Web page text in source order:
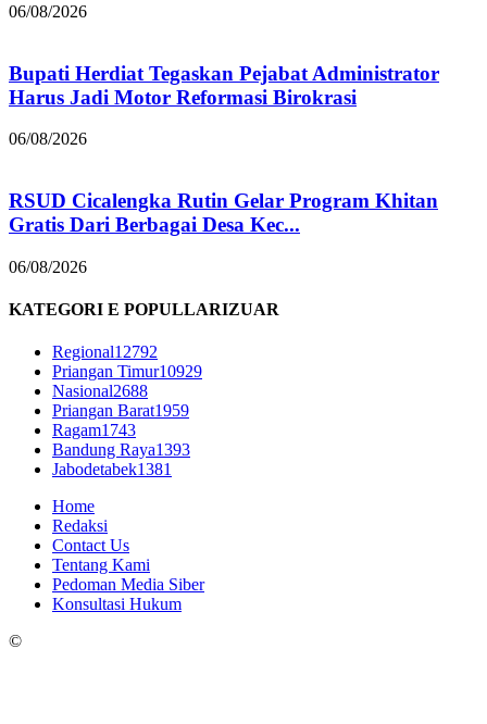
06/08/2026
Bupati Herdiat Tegaskan Pejabat Administrator
Harus Jadi Motor Reformasi Birokrasi
06/08/2026
RSUD Cicalengka Rutin Gelar Program Khitan
Gratis Dari Berbagai Desa Kec...
06/08/2026
KATEGORI E POPULLARIZUAR
Regional12792
Priangan Timur10929
Nasional2688
Priangan Barat1959
Ragam1743
Bandung Raya1393
Jabodetabek1381
Home
Redaksi
Contact Us
Tentang Kami
Pedoman Media Siber
Konsultasi Hukum
©